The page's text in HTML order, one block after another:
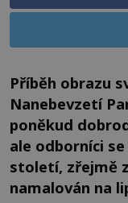
Příběh obrazu
Nanebevzetí
poněkud
ale odborníci
století, zřejmě
namalován na